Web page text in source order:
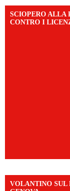
SCIOPERO ALLA
CONTRO I
VOLANTINO SUL